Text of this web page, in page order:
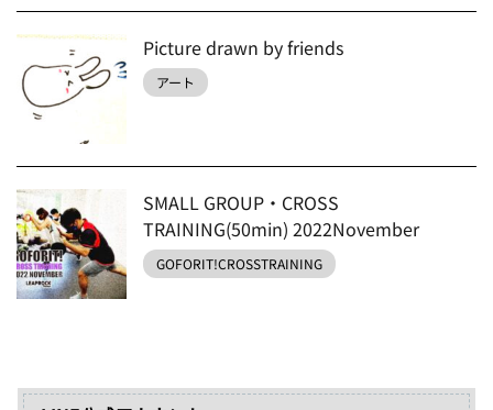
Picture drawn by friends
アート
SMALL GROUP・CROSS
TRAINING(50min) 2022November
GOFORIT!CROSSTRAINING